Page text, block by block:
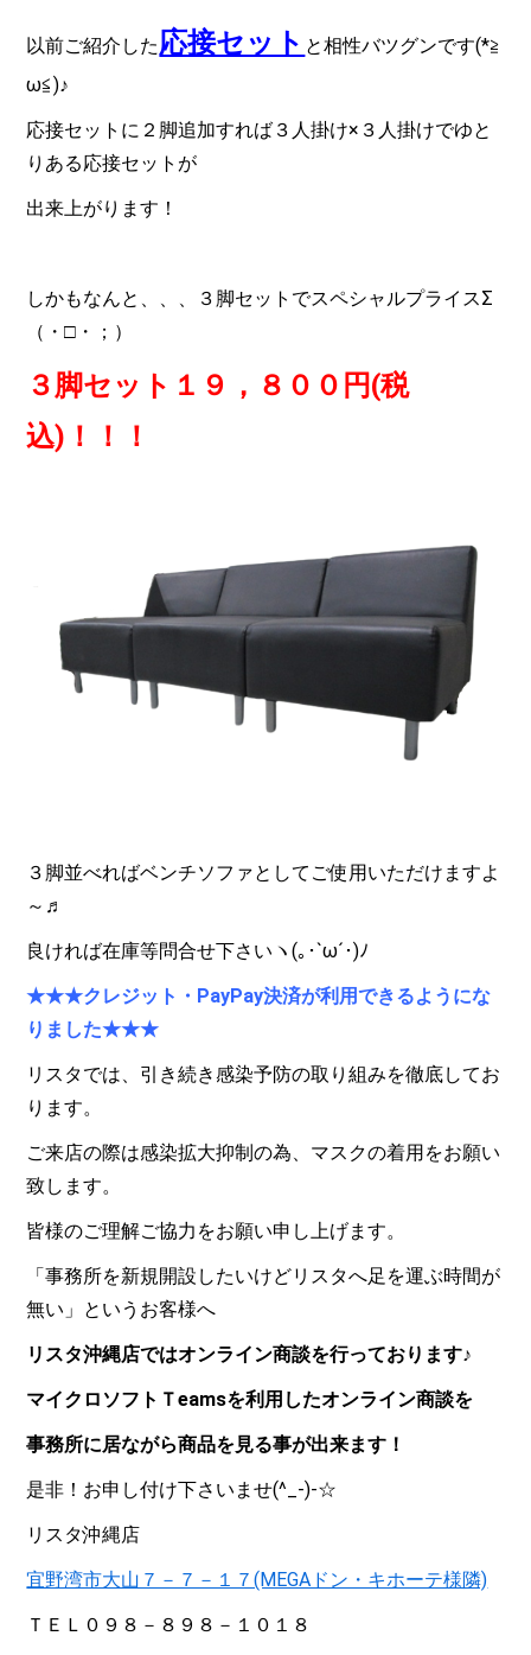
以前ご紹介した応接セット と相性バツグンです(*≧
ω≦)♪
応接セットに２脚追加すれば３人掛け×３人掛けでゆと
りある応接セットが
出来上がります！
しかもなんと、、、３脚セットでスペシャルプライスΣ
（・□・；）
３脚セット１９，８００円(税
込)！！！
３脚並べればベンチソファとしてご使用いただけますよ
～♬
良ければ在庫等問合せ下さいヽ(｡･`ω´･)ﾉ
★★★クレジット・PayPay決済が利用できるようにな
りました★★★
リスタでは、引き続き感染予防の取り組みを徹底してお
ります。
ご来店の際は感染拡大抑制の為、マスクの着用をお願い
致します。
皆様のご理解ご協力をお願い申し上げます。
「事務所を新規開設したいけどリスタへ足を運ぶ時間が
無い」というお客様へ
リスタ沖縄店ではオンライン商談を行っております♪
マイクロソフトＴeamsを利用したオンライン商談を
事務所に居ながら商品を見る事が出来ます！
是非！お申し付け下さいませ(^_-)-☆
リスタ沖縄店
宜野湾市大山７－７－１７(MEGAドン・キホーテ様隣)
ＴＥＬ０９８－８９８－１０１８